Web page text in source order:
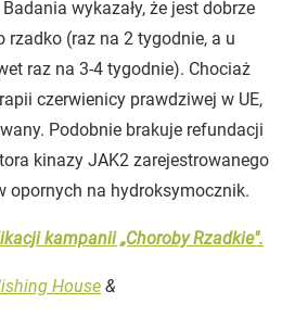
wykazały, że jest dobrze
rzadko (raz na 2 tygodnie, a u
raz na 3-4 tygodnie). Chociaż
czerwienicy prawdziwej w UE,
Podobnie brakuje refundacji
kinazy JAK2 zarejestrowanego
opornych na hydroksymocznik.
kampanii „Choroby Rzadkie".
House &